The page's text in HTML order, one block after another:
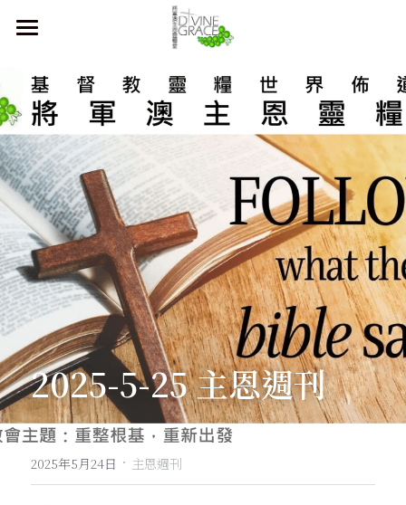
本堂簡介
主恩週刊
關於我們
教會歷史
同工及執事團隊
合作伙伴
聚會時間
主日崇拜
青少年崇拜
兒童崇拜
奉獻方法
會友須知
直播 及 活動資訊
登錄/註冊
2025-5-25 主恩週刊
2025年5月24日 · 主恩週刊